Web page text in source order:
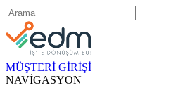
MÜŞTERİ GİRİŞİ
NAVİGASYON